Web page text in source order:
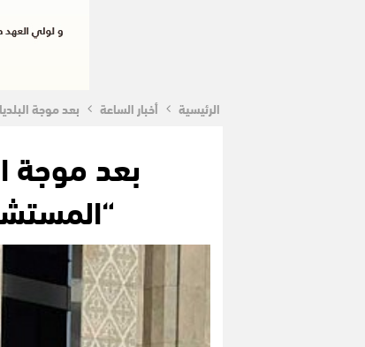
الرئيسية أخبار الساعة بعد موجة
بعد موجة